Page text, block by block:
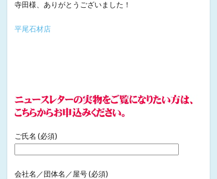
寺田様、ありがとうございました！
平尾石材店
ご氏名 (必須)
会社名／団体名／屋号 (必須)